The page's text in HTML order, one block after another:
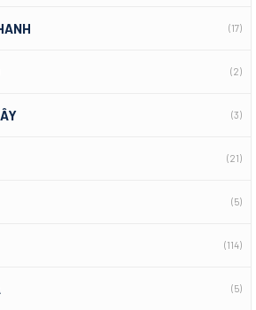
(17)
(2)
(3)
(21)
(5)
(114)
(5)